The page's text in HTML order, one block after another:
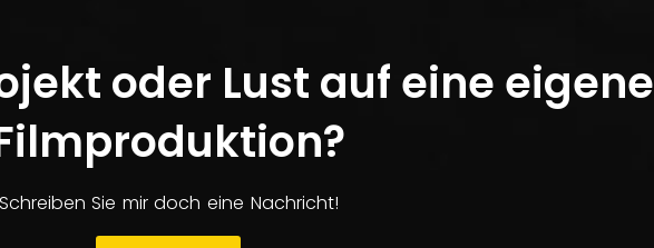
oder Lust auf eine eigene
Schreiben Sie mir doch eine Nachricht!